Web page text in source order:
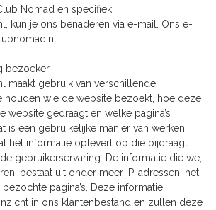
Nomad en specifiek
kun je ons benaderen via e-mail. Ons e-
bezoeker
maakt gebruik van verschillende
houden wie de website bezoekt, hoe deze
website gedraagt en welke pagina’s
is een gebruikelijke manier van werken
het informatie oplevert op die bijdraagt
gebruikerservaring. De informatie die we,
bestaat uit onder meer IP-adressen, het
pagina’s. Deze informatie
in ons klantenbestand en zullen deze